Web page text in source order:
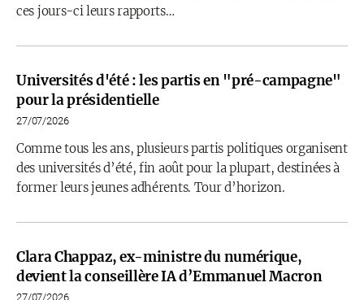
ces jours-ci leurs rapports…
Universités d'été : les partis en "pré-campagne"
pour la présidentielle
27/07/2026
Comme tous les ans, plusieurs partis politiques organisent
des universités d’été, fin août pour la plupart, destinées à
former leurs jeunes adhérents. Tour d’horizon.
Clara Chappaz, ex-ministre du numérique,
devient la conseillère IA d’Emmanuel Macron
27/07/2026